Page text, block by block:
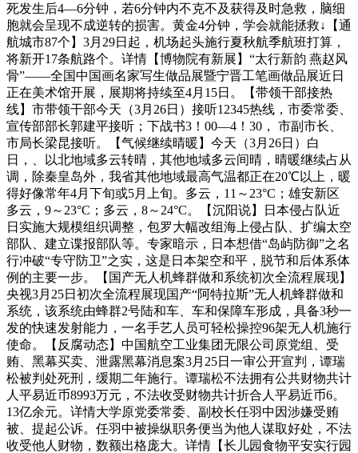
死发生后4—6分钟，若6分钟内不克不及获得及时急救，脑细
胞就会呈现不成逆转的损害。黄金4分钟，学会就能拯救↓【通
航城市87个】3月29日起，机场起头施行夏秋航季航班打算，
将新开17条航路个。详情【博物院有新展】“太行新韵 燕赵风
骨”——全国中国画名家写生做品展暨宁晋工笔画做品展近日
正在美术馆开展，展期将持续至4月15日。【带领干部接热
线】市带领干部今天（3月26日）接听12345热线，市委常委、
宣传部部长郭建平接听；下战书3！00—4！30， 市副市长、
市局长梁昆接听。【气候继续晴暖】今天（3月26日）白
日，、以北地域多云转晴，其他地域多云间晴，晴暖继续占从
调，除秦皇岛外，我省其他地域最高气温都正在20℃以上，暖
得好像常年4月下旬或5月上旬。多云，11～23°C；雄安新区
多云，9～23°C；多云，8～24°C。【沉阳说】日本侵占队近
日实施大规模组织调整，包罗大幅改组海上侵占队、扩编太空
部队、建立谍报部队等。专家暗示，日本想借“岛屿防御”之名
行冲破“专守防卫”之实，这是日本架空和平，脱节和后体系体
例的主要一步。【国产无人机蜂群做和系统初次全流程展现】
央视3月25日初次全流程展现国产“阿特拉斯”无人机蜂群做和
系统，该系统由蜂群2号陆和车、车和保障车形成，具备3秒一
发的快速发射能力，一名手艺人员可轻松操控96架无人机施行
使命。【反腐动态】中国航空工业集团无限公司原党组、受
贿、黑幕买卖、泄露黑幕消息案3月25日一审公开宣判，谭瑞
松被判处死刑，缓期二年施行。谭瑞松不法拥有公共财物共计
人平易近币8993万元，不法收受财物共计折合人平易近币6。
13亿余元。详情大学原党委常委、副校长任羽中因涉嫌受贿
被、提起公诉。任羽中被操纵职务便当为他人谋取好处，不法
收受他人财物，数额出格庞大。详情【长儿园食物平安实行园